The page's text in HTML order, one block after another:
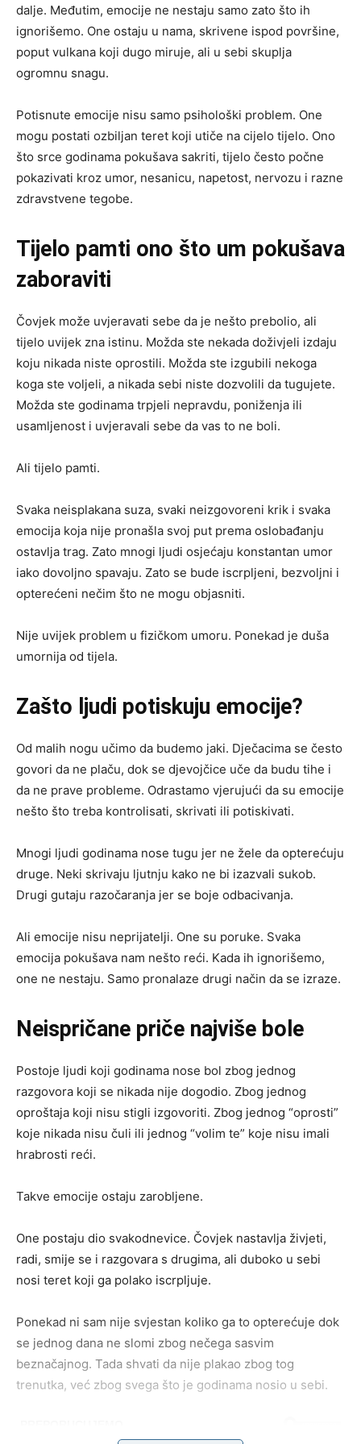
dalje. Međutim, emocije ne nestaju samo zato što ih
ignorišemo. One ostaju u nama, skrivene ispod površine,
poput vulkana koji dugo miruje, ali u sebi skuplja
ogromnu snagu.
Potisnute emocije nisu samo psihološki problem. One
mogu postati ozbiljan teret koji utiče na cijelo tijelo. Ono
što srce godinama pokušava sakriti, tijelo često počne
pokazivati kroz umor, nesanicu, napetost, nervozu i razne
zdravstvene tegobe.
Tijelo pamti ono što um pokušava
zaboraviti
Čovjek može uvjeravati sebe da je nešto prebolio, ali
tijelo uvijek zna istinu. Možda ste nekada doživjeli izdaju
koju nikada niste oprostili. Možda ste izgubili nekoga
koga ste voljeli, a nikada sebi niste dozvolili da tugujete.
Možda ste godinama trpjeli nepravdu, poniženja ili
usamljenost i uvjeravali sebe da vas to ne boli.
Ali tijelo pamti.
Svaka neisplakana suza, svaki neizgovoreni krik i svaka
emocija koja nije pronašla svoj put prema oslobađanju
ostavlja trag. Zato mnogi ljudi osjećaju konstantan umor
iako dovoljno spavaju. Zato se bude iscrpljeni, bezvoljni i
opterećeni nečim što ne mogu objasniti.
Nije uvijek problem u fizičkom umoru. Ponekad je duša
umornija od tijela.
Zašto ljudi potiskuju emocije?
Od malih nogu učimo da budemo jaki. Dječacima se često
govori da ne plaču, dok se djevojčice uče da budu tihe i
da ne prave probleme. Odrastamo vjerujući da su emocije
nešto što treba kontrolisati, skrivati ili potiskivati.
Mnogi ljudi godinama nose tugu jer ne žele da opterećuju
druge. Neki skrivaju ljutnju kako ne bi izazvali sukob.
Drugi gutaju razočaranja jer se boje odbacivanja.
Ali emocije nisu neprijatelji. One su poruke. Svaka
emocija pokušava nam nešto reći. Kada ih ignorišemo,
one ne nestaju. Samo pronalaze drugi način da se izraze.
Neispričane priče najviše bole
Postoje ljudi koji godinama nose bol zbog jednog
razgovora koji se nikada nije dogodio. Zbog jednog
oproštaja koji nisu stigli izgovoriti. Zbog jednog “oprosti”
koje nikada nisu čuli ili jednog “volim te” koje nisu imali
hrabrosti reći.
Takve emocije ostaju zarobljene.
One postaju dio svakodnevice. Čovjek nastavlja živjeti,
radi, smije se i razgovara s drugima, ali duboko u sebi
nosi teret koji ga polako iscrpljuje.
Ponekad ni sam nije svjestan koliko ga to opterećuje dok
se jednog dana ne slomi zbog nečega sasvim
beznačajnog. Tada shvati da nije plakao zbog tog
trenutka, već zbog svega što je godinama nosio u sebi.